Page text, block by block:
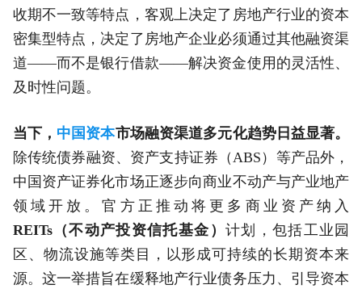
收期不一致等特点，客观上决定了房地产行业的资本
密集型特点，决定了房地产企业必须通过其他融资渠
道——而不是银行借款——解决资金使用的灵活性、
及时性问题。
当下， 中国资本市场融资渠道多元化趋势日益显著。
除传统债券融资、资产支持证券（ABS）等产品外，
中国资产证券化市场正逐步向商业不动产与产业地产
领域开放。官方正推动将更多商业资产纳入
REITs（不动产投资信托基金） 计划，包括工业园
区、物流设施等类目，以形成可持续的长期资本来
源。这一举措旨在缓释地产行业债务压力、引导资本